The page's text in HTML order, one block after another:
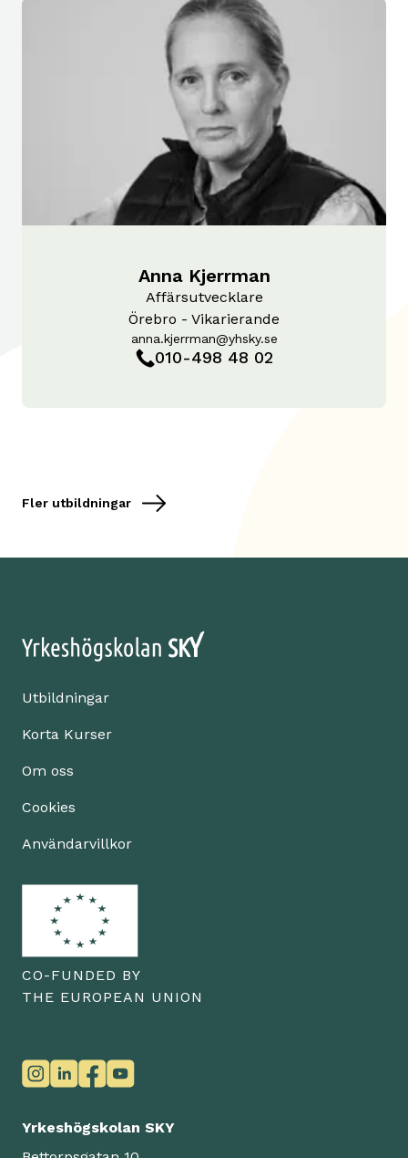
Anna Kjerrman
Affärsutvecklare
Örebro - Vikarierande
anna.kjerrman@yhsky.se
010-498 48 02
Fler utbildningar
Utbildningar
Korta Kurser
Om oss
Cookies
Användarvillkor
CO-FUNDED BY
THE EUROPEAN UNION
Yrkeshögskolan SKY